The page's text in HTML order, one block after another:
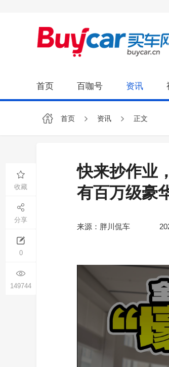
首页 百咖号 资讯
首页 资讯 正文
快来抄作业
有百万级豪
来源：胖川侃车
收藏
分享
0
149744